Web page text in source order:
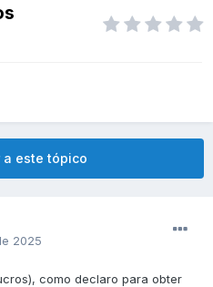
a este tópico
2025
como declaro para obter